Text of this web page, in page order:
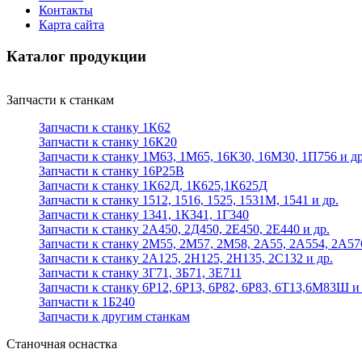
Контакты
Карта сайта
Каталог продукции
Запчасти к станкам
Запчасти к станку 1К62
Запчасти к станку 16К20
Запчасти к станку 1М63, 1М65, 16К30, 16М30, 1П756 и
Запчасти к станку 16Р25В
Запчасти к станку 1К62Д, 1К625,1К625Д
Запчасти к станку 1512, 1516, 1525, 1531М, 1541 и др.
Запчасти к станку 1341, 1К341, 1Г340
Запчасти к станку 2А450, 2Д450, 2Е450, 2Е440 и др.
Запчасти к станку 2М55, 2М57, 2М58, 2А55, 2А554,
Запчасти к станку 2А125, 2Н125, 2Н135, 2С132 и др.
Запчасти к станку 3Г71, 3Б71, 3Е711
Запчасти к станку 6Р12, 6Р13, 6Р82, 6Р83, 6Т13,6М83Ш и
Запчасти к 1Б240
Запчасти к другим станкам
Станочная оснастка